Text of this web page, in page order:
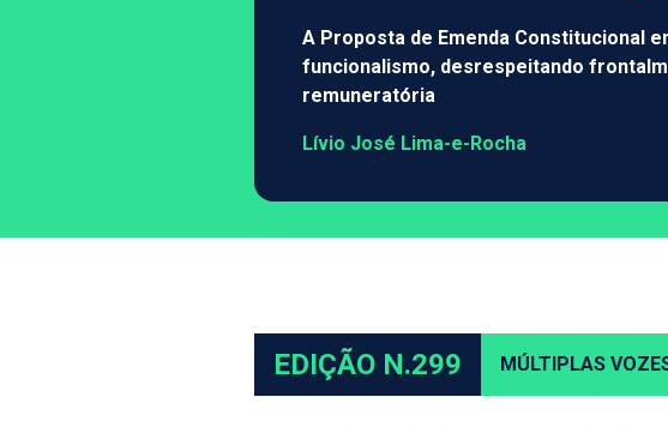
A Proposta de Emenda Constitucional
funcionalismo, desrespeitando
remuneratória
Lívio José Lima-e-Rocha
EDIÇÃO N.299 MÚLTIPLAS